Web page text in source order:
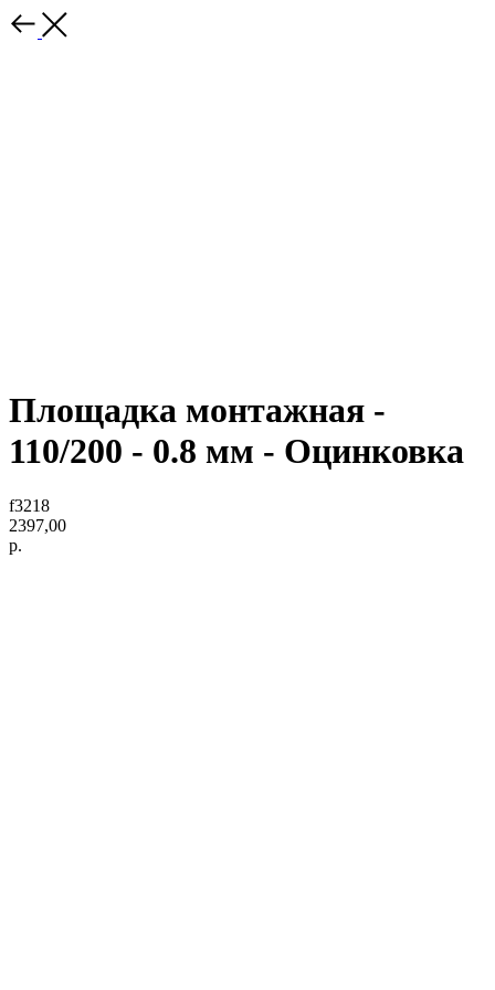
Площадка монтажная -
110/200 - 0.8 мм - Оцинковка
f3218
2397,00
р.